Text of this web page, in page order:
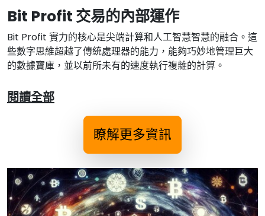
Bit Profit 交易的內部運作
Bit Profit 實力的核心是尖端計算和人工智慧智慧的融合。這
些數字思維超越了傳統處理器的能力，能夠巧妙地管理巨大
的數據寶庫，並以前所未有的速度執行複雜的計算。
閱讀全部
瞭解更多資訊